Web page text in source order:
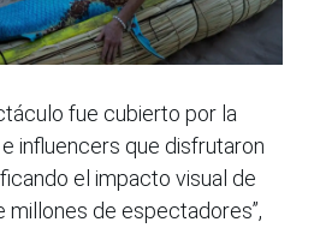
fue cubierto por la
influencers que disfrutaron
el impacto visual de
millones de espectadores”,